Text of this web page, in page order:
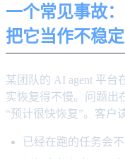
一个常见事故
把它当作不稳
某团队的 AI agent 平
实恢复得不慢。问题出
“预计很快恢复”。客户
已经在跑的任务会